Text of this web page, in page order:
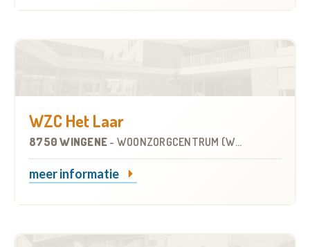
WZC Het Laar
8750 WINGENE - WOONZORGCENTRUM (WZC)
meer informatie